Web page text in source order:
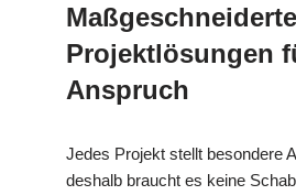
Maßgeschneiderte
Projektlösungen
Anspruch
Jedes Projekt stellt besondere
deshalb braucht es keine